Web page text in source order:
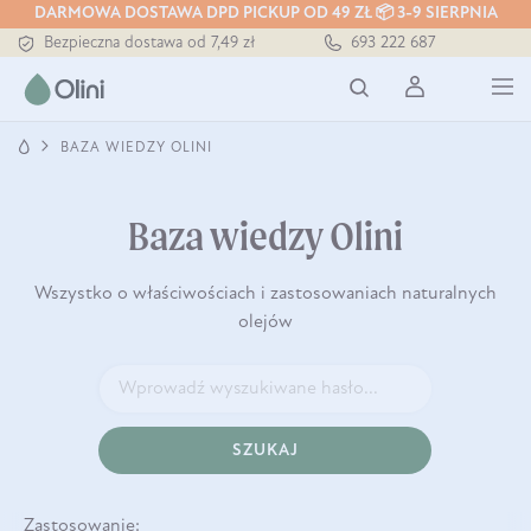
DARMOWA DOSTAWA DPD PICKUP OD 49 ZŁ 📦 3-9 SIERPNIA
Bezpieczna dostawa od 7,49 zł
Darmowa dostawa od 199 zł
Tłoczony zawsze na zimno
693 222 687
BAZA WIEDZY OLINI
Baza wiedzy Olini
Wszystko o właściwościach i zastosowaniach naturalnych
olejów
SZUKAJ
Zastosowanie: